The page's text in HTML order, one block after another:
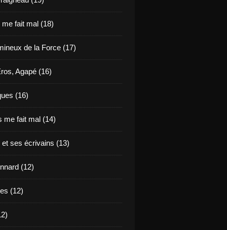
me fait mal (18)
de la Force (17)
Agapé (16)
(16)
me fait mal (14)
et ses écrivains (13)
(12)
(12)